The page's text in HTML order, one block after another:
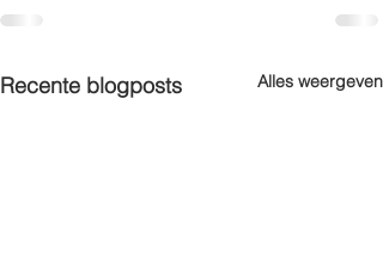
Recente blogposts Alles weergeven